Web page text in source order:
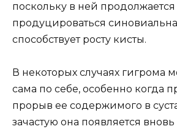
поскольку в ней продолжается
продуцироваться
способствует росту кисты.
В некоторых случаях гигрома
сама по себе, особенно когда
прорыв ее содержимого в
зачастую она появляется вновь